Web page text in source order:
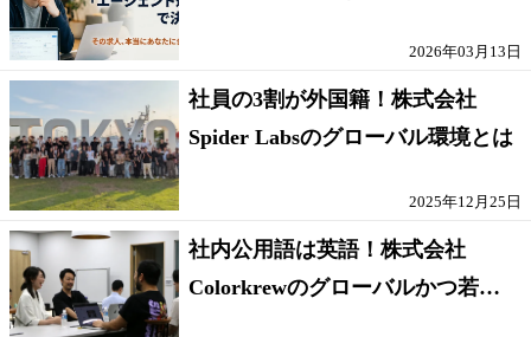
2026年03月13日
社員の3割が外国籍！株式会社
Spider Labsのグローバル環境とは
2025年12月25日
社内公用語は英語！株式会社
Colorkrewのグローバルかつ若手